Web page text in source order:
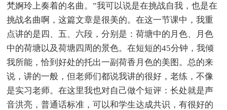
梵婀玲上奏着的名曲。”我可以说是在挑战自我，也是在
挑战名曲啊，这篇文章是很美的。在这一节课中，我重
点讲的是四、五、六段，分别是：荷塘中的月色、月色
中的荷塘以及荷塘四周的景色。在短短的45分钟，我倾
我所能，恰到好处的托出一副荷香月色的美图。总的来
说，讲的一般，但老师们都说我讲的很好，老练，不像
是实习老师。在这里我也对自己做个短评：长处就是声
音洪亮，普通话标准，可以和学生达成共识，有很好的